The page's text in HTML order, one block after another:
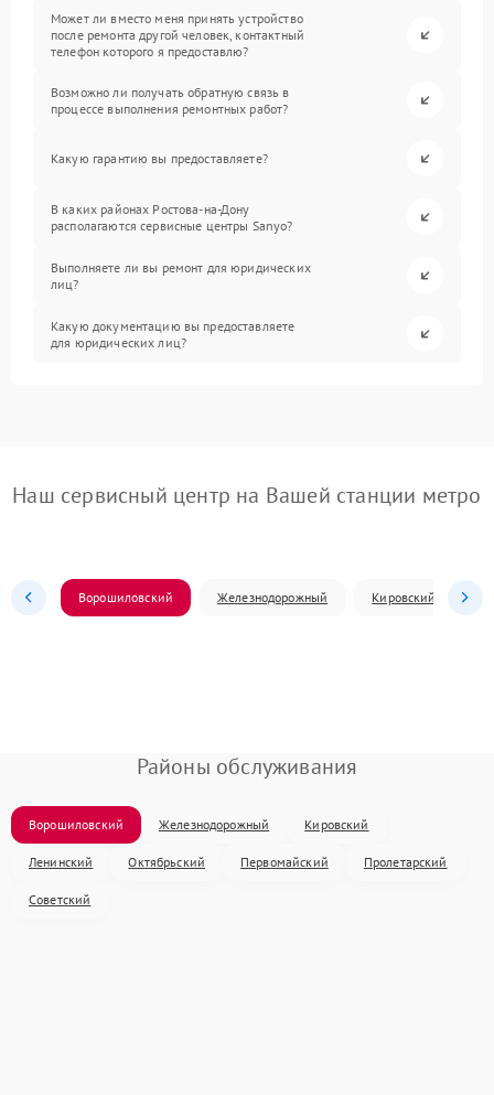
Может ли вместо меня принять устройство
после ремонта другой человек, контактный
телефон которого я предоставлю?
Возможно ли получать обратную связь в
процессе выполнения ремонтных работ?
Какую гарантию вы предоставляете?
В каких районах Ростова-на-Дону
располагаются сервисные центры Sanyo?
Выполняете ли вы ремонт для юридических
лиц?
Какую документацию вы предоставляете
для юридических лиц?
Наш сервисный центр на Вашей станции метро
Ворошиловский Железнодорожный Кировский
Районы обслуживания
Ворошиловский Железнодорожный Кировский
Ленинский Октябрьский Первомайский Пролетарский
Советский